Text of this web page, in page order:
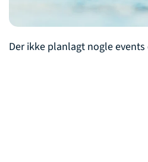
Der ikke planlagt nogle